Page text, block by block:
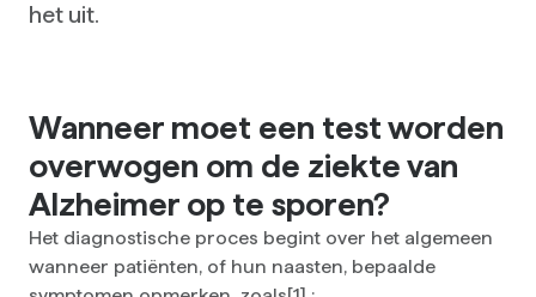
het uit.
Wanneer moet een test worden
overwogen om de ziekte van
Alzheimer op te sporen?
Het diagnostische proces begint over het algemeen
wanneer patiënten, of hun naasten, bepaalde